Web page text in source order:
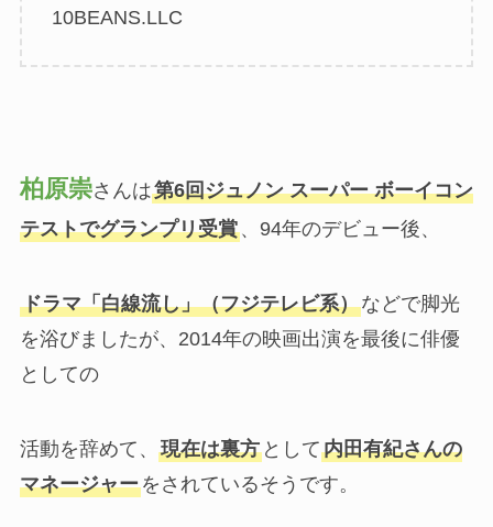
10BEANS.LLC
柏原崇さんは第6回ジュノン スーパー ボーイコン
テストでグランプリ受賞、94年のデビュー後、
ドラマ「白線流し」（フジテレビ系）などで脚光
を浴びましたが、2014年の映画出演を最後に俳優
としての
活動を辞めて、 現在は裏方として内田有紀さんの
マネージャーをされているそうです。